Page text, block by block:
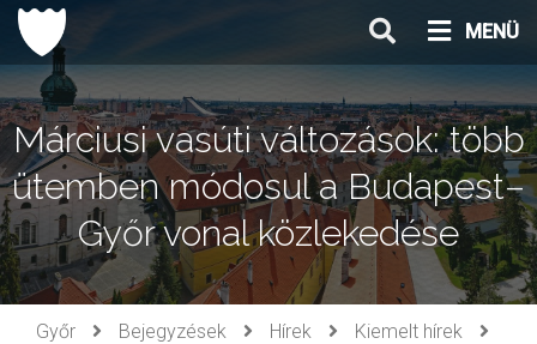
Ugrás
tartalomhoz
MENÜ
Márciusi vasúti változások: több
ütemben módosul a Budapest–
Győr vonal közlekedése
Győr Bejegyzések Hírek
Kiemelt hírek